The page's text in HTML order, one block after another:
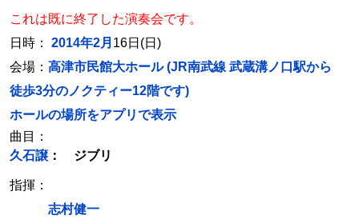
これは既に終了した演奏会です。
日時： 2014年2月 16日(日)
会場： 高津市民館大ホール (JR南武線 武蔵溝ノ口駅から
徒歩3分のノクティー12階です)
ホールの場所をアプリで表示
曲目：
久石譲 ： ジブリ
指揮：
志村健一